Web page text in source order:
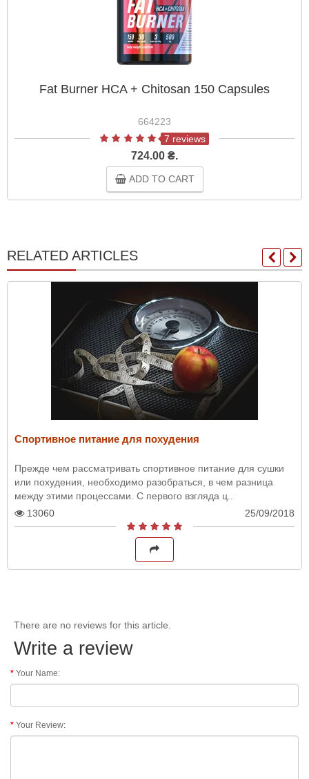
Fat Burner HCA + Chitosan 150 Capsules
664223
7 reviews
724.00 ₴.
ADD TO CART
RELATED ARTICLES
Cпортивное питание для похудения
Прежде чем рассматривать спортивное питание для сушки
или похудения, необходимо разобраться, в чем разница
между этими процессами. С первого взгляда ц..
13060
25/09/2018
There are no reviews for this article.
Write a review
Your Name:
Your Review: